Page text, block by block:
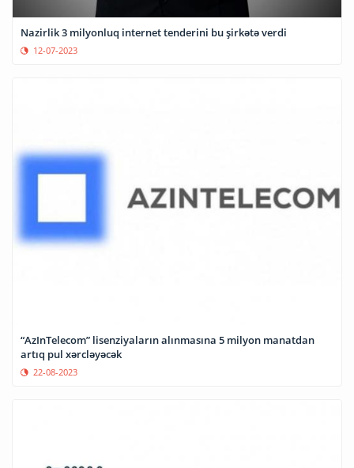
Nazirlik 3 milyonluq internet tenderini bu şirkətə verdi
12-07-2023
“AzInTelecom” lisenziyaların alınmasına 5 milyon manatdan
artıq pul xərcləyəcək
22-08-2023